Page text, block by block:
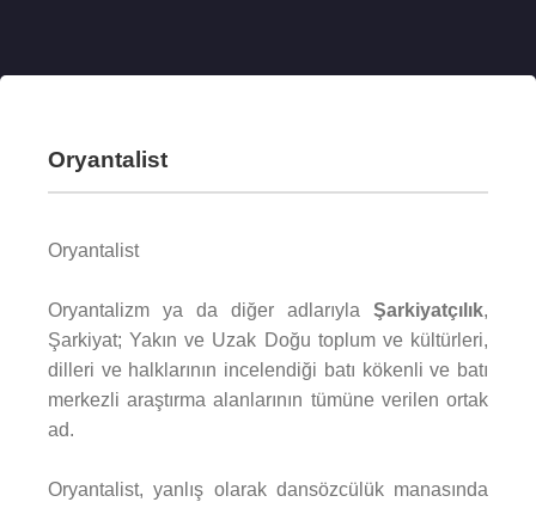
Oryantalist
Oryantalist
Oryantalizm ya da diğer adlarıyla Şarkiyatçılık,
Şarkiyat; Yakın ve Uzak Doğu toplum ve kültürleri,
dilleri ve halklarının incelendiği batı kökenli ve batı
merkezli araştırma alanlarının tümüne verilen ortak
ad.
Oryantalist, yanlış olarak dansözcülük manasında